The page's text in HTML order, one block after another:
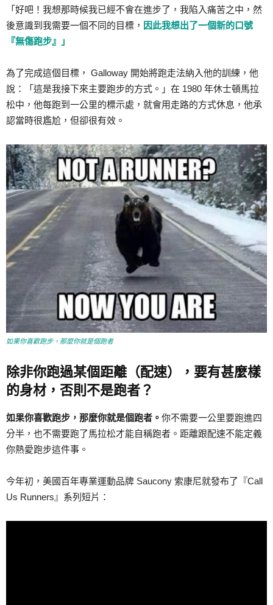
「好吧！我想那時候我已經不會在進步了，我陷入痛苦之中，然
後意識到我需要一個不同的目標， 因此我想出了一個新的口號
『無傷跑步』」
為了完成這個目標， Galloway 開始將跑走法納入他的訓練，他
說：「這是我接下來主要跑步的方式。」在 1980 年休士頓馬拉
松中，他每跑到一公里的標示處，就會用走路的方式休息，他承
認當時很尷尬，但卻很有效。
如果你喜歡跑步，那麼你就是個跑者
除非你跑過某個距離（配速），要有甚麼樣
的身材，否則不是跑者？
如果你喜歡跑步，那麼你就是個跑者。 你不需要一公里要跑進四
分半，也不需要跑了馬拉松才能自稱跑者。距離跟配速不能定義
你熱愛跑步這件事。
今年初，美國百年專業運動品牌 Saucony 索康尼就發布了『Call
Us Runners』系列短片：